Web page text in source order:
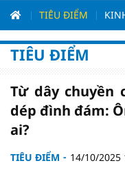
TIÊU ĐIỂM
TIÊU ĐIỂM
Từ dây chuyền
dép đình đám:
ai?
TIÊU ĐIỂM 14/10/2025